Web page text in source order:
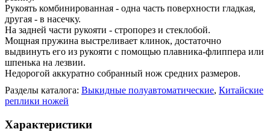
Рукоять комбинированная - одна часть поверхности гладкая,
другая - в насечку.
На задней части рукояти - стропорез и стеклобой.
Мощная пружина выстреливает клинок, достаточно
выдвинуть его из рукояти с помощью плавника-флиппера или
шпенька на лезвии.
Недорогой аккуратно собранный нож средних размеров.
Разделы каталога: Выкидные полуавтоматические, Китайские
реплики ножей
Характеристики